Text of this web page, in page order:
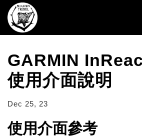
GARMIN
使用介面說明
Dec 25, 23
使用介面參考